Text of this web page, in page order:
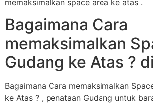
memaksimalkan space area ke atas .
Bagaimana Cara
memaksimalkan
Gudang ke Atas ?
Bagaimana Cara memaksimalkan
ke Atas ? , penataan Gudang untuk